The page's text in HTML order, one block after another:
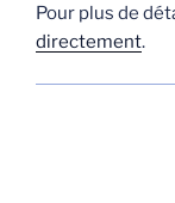
Pour plus de
directement.